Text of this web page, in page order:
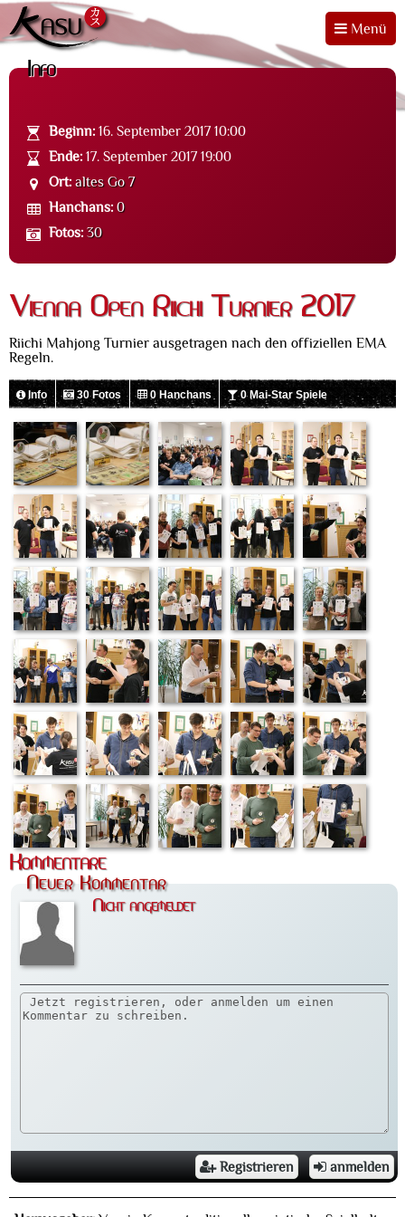
Menü
Info
Beginn: 16. September 2017 10:00
Ende: 17. September 2017 19:00
Ort: altes Go 7
Hanchans: 0
Fotos: 30
Vienna Open Riichi Turnier 2017
Riichi Mahjong Turnier ausgetragen nach den offiziellen EMA
Regeln.
Info 30 Fotos 0 Hanchans 0 Mai-Star Spiele
Kommentare
Neuer Kommentar
Nicht angemeldet
Registrieren anmelden